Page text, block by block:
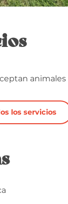
animales
los servicios